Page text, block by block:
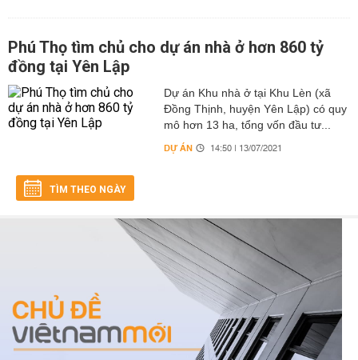
Phú Thọ tìm chủ cho dự án nhà ở hơn 860 tỷ
đồng tại Yên Lập
Dự án Khu nhà ở tại Khu Lèn (xã
Đồng Thịnh, huyện Yên Lập) có quy
mô hơn 13 ha, tổng vốn đầu tư...
DỰ ÁN 14:50 | 13/07/2021
TÌM THEO NGÀY